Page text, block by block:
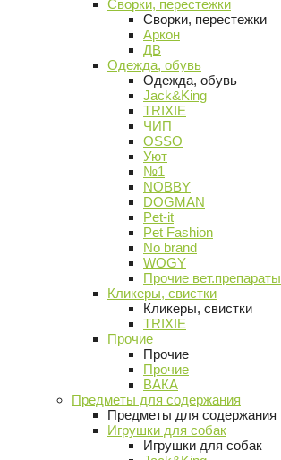
Сворки, перестежки
Сворки, перестежки
Аркон
ДВ
Одежда, обувь
Одежда, обувь
Jack&King
TRIXIE
ЧИП
OSSO
Уют
№1
NOBBY
DOGMAN
Pet-it
Pet Fashion
No brand
WOGY
Прочие вет.препараты
Кликеры, свистки
Кликеры, свистки
TRIXIE
Прочие
Прочие
Прочие
ВАКА
Предметы для содержания
Предметы для содержания
Игрушки для собак
Игрушки для собак